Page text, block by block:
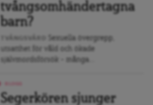
tvångsomhändertagna
barn?
Sexuella övergrepp,
utsatthet för våld och ökade
självmordsförsök – många...
Segerkören sjunger